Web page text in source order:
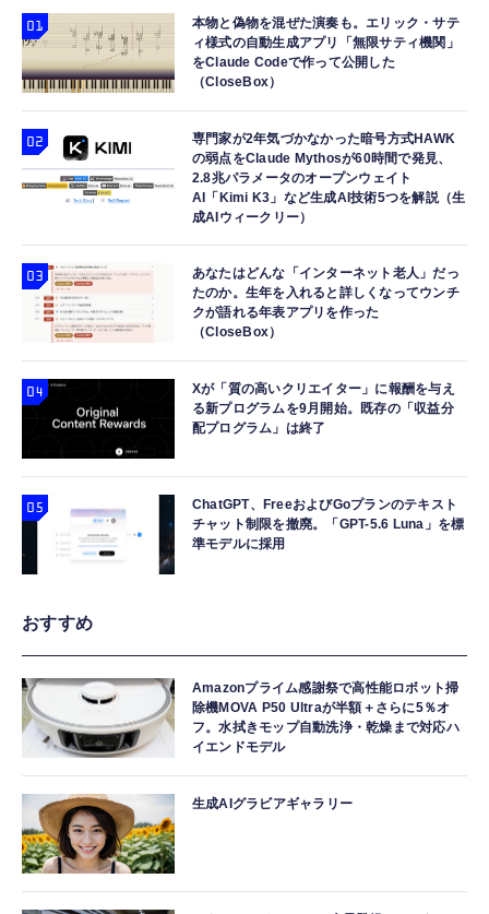
￥999
寝ホン 睡眠用イヤホン 寝ながら 痛くない 超
軽量2.8g ASMR推薦 ワイヤレス
Bluetooth6.1 柔軟性高 安眠 仕事 ブルー
￥2,682
￥2,190
ANDERY スマホホルダー 車 【真空ゲル吸盤
￥1,998
￥1,690
エレコム 充電器 コンセント USB-C USB-A 2
ポート 20W PD対応 折りたたみ式プラグ ホワ
イト EC-AC12020WH
￥1,290
本物と偽物を混ぜた演奏も。エリック・サテ
ィ様式の自動生成アプリ「無限サティ機関」
をClaude Codeで作って公開した
（CloseBox）
専門家が2年気づかなかった暗号方式HAWK
の弱点をClaude Mythosが60時間で発見、
2.8兆パラメータのオープンウェイト
AI「Kimi K3」など生成AI技術5つを解説（生
成AIウィークリー）
あなたはどんな「インターネット老人」だっ
たのか。生年を入れると詳しくなってウンチ
クが語れる年表アプリを作った
（CloseBox）
Xが「質の高いクリエイター」に報酬を与え
る新プログラムを9月開始。既存の「収益分
配プログラム」は終了
ChatGPT、FreeおよびGoプランのテキスト
チャット制限を撤廃。「GPT-5.6 Luna」を標
準モデルに採用
おすすめ
Amazonプライム感謝祭で高性能ロボット掃
除機MOVA P50 Ultraが半額＋さらに5％オ
フ。水拭きモップ自動洗浄・乾燥まで対応ハ
イエンドモデル
生成AIグラビアギャラリー